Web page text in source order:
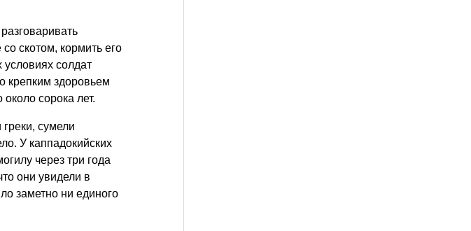
скотом, кормить его
солдат
крепким здоровьем
сорока лет.
сумели
У каппадокийских
через три года
они увидели в
заметно ни единого